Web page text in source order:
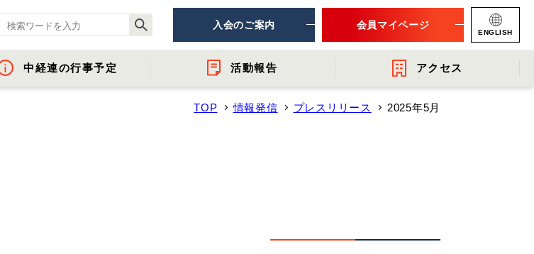
入会のご案内 会員マイページ
ENGLISH
- 組織概要・関連団体
- 会員一覧
- イベント・セミナー - 関連機関からのお知らせ
中経連の行事予定 活動報告
- 提言・報告
アクセス
TOP 情報発信 プレスリリース 2025年5月